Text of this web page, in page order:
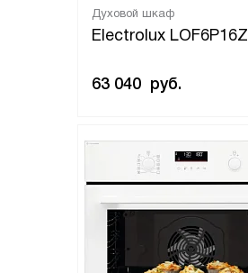
Духовой шкаф
Electrolux LOF6P16Z
63 040 руб.